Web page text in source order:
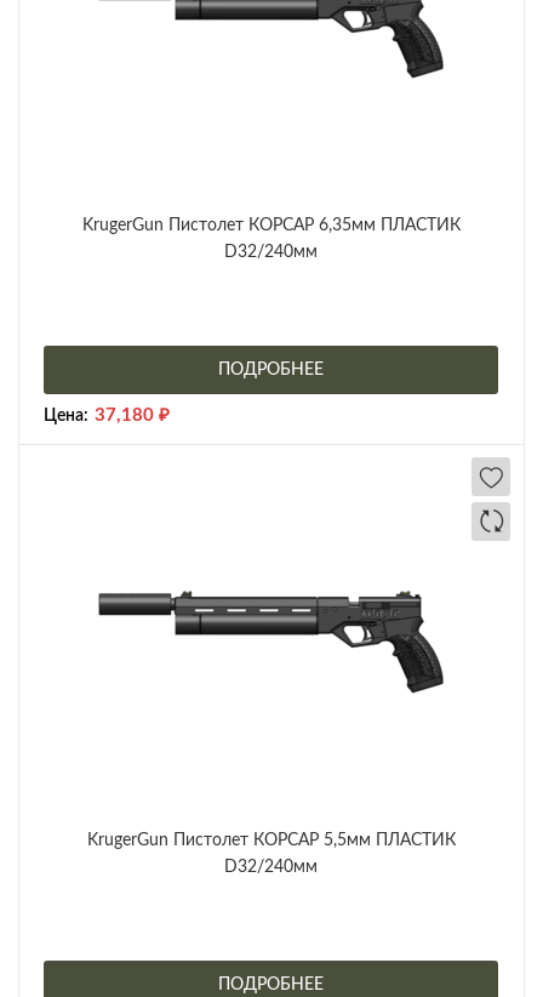
KrugerGun Пистолет КОРСАР 6,35мм ПЛАСТИК
D32/240мм
ПОДРОБНЕЕ
Цена: 37,180 ₽
KrugerGun Пистолет КОРСАР 5,5мм ПЛАСТИК
D32/240мм
ПОДРОБНЕЕ